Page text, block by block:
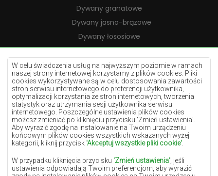
W celu świadczenia usług na najwyższym poziomie w ramach
naszej strony internetowej korzystamy z plików cookies. Pliki
cookies wykorzystywane są w celu dostosowania zawartości
stron serwisu internetowego do preferencji użytkownika,
optymalizacji korzystania ze stron internetowych, tworzenia
statystyk oraz utrzymania sesji użytkownika serwisu
internetowego. Poszczególne ustawienia plików cookies
możesz zmieniać po kliknięciu przycisku 'Zmień ustawienia'.
Aby wyrazić zgodę na instalowanie na Twoim urządzeniu
końcowym plików cookies wszystkich wskazanych wyżej
kategorii, kliknij przycisk 'Akceptuj wszystkie pliki cookie'
W przypadku kliknięcia przycisku 'Zmień ustawienia' , jeśli
ustawienia odpowiadają Twoim preferencjom, aby wyrazić
Dywany granatowe
Dywany jasno-brązowe
Dywany łososiowe
Dywany kremowe
Dywany lilac
Dywany żółte
Dywany miętowe
Dywany niebieskie
Dywany pomarańczowe
Dywany różowe
Dywany szare
Dywany terakota